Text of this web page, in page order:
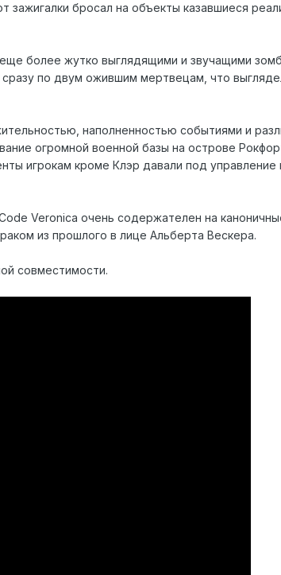
зажигалки бросал на объекты казавшиеся
более жутко выглядящими и звучащими
по двум ожившим мертвецам, что
наполненностью событиями и
огромной военной базы на острове
игрокам кроме Клэр давали под управление
Veronica очень содержателен на
из прошлого в лице Альберта Вескера.
совместимости.